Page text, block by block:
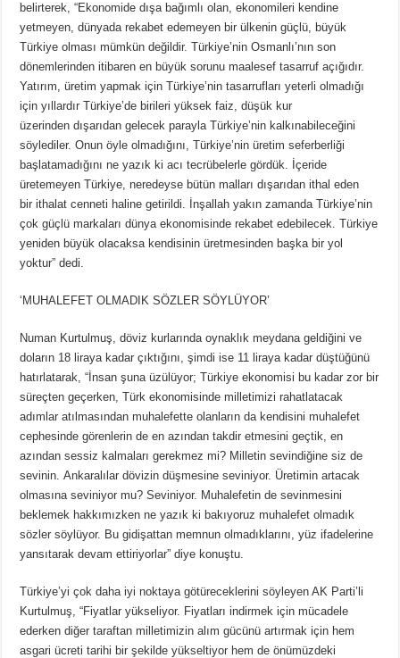
belirterek, “Ekonomide dışa bağımlı olan, ekonomileri kendine
yetmeyen, dünyada rekabet edemeyen bir ülkenin güçlü, büyük
Türkiye olması mümkün değildir. Türkiye’nin Osmanlı’nın son
dönemlerinden itibaren en büyük sorunu maalesef tasarruf açığıdır.
Yatırım, üretim yapmak için Türkiye’nin tasarrufları yeterli olmadığı
için yıllardır Türkiye’de birileri yüksek faiz, düşük kur
üzerinden dışarıdan gelecek parayla Türkiye’nin kalkınabileceğini
söylediler. Onun öyle olmadığını, Türkiye’nin üretim seferberliği
başlatamadığını ne yazık ki acı tecrübelerle gördük. İçeride
üretemeyen Türkiye, neredeyse bütün malları dışarıdan ithal eden
bir ithalat cenneti haline getirildi. İnşallah yakın zamanda Türkiye’nin
çok güçlü markaları dünya ekonomisinde rekabet edebilecek. Türkiye
yeniden büyük olacaksa kendisinin üretmesinden başka bir yol
yoktur” dedi.
‘MUHALEFET OLMADIK SÖZLER SÖYLÜYOR’
Numan Kurtulmuş, döviz kurlarında oynaklık meydana geldiğini ve
doların 18 liraya kadar çıktığını, şimdi ise 11 liraya kadar düştüğünü
hatırlatarak, “İnsan şuna üzülüyor; Türkiye ekonomisi bu kadar zor bir
süreçten geçerken, Türk ekonomisinde milletimizi rahatlatacak
adımlar atılmasından muhalefette olanların da kendisini muhalefet
cephesinde görenlerin de en azından takdir etmesini geçtik, en
azından sessiz kalmaları gerekmez mi? Milletin sevindiğine siz de
sevinin. Ankaralılar dövizin düşmesine seviniyor. Üretimin artacak
olmasına seviniyor mu? Seviniyor. Muhalefetin de sevinmesini
beklemek hakkımızken ne yazık ki bakıyoruz muhalefet olmadık
sözler söylüyor. Bu gidişattan memnun olmadıklarını, yüz ifadelerine
yansıtarak devam ettiriyorlar” diye konuştu.
Türkiye’yi çok daha iyi noktaya götüreceklerini söyleyen AK Parti’li
Kurtulmuş, “Fiyatlar yükseliyor. Fiyatları indirmek için mücadele
ederken diğer taraftan milletimizin alım gücünü artırmak için hem
asgari ücreti tarihi bir şekilde yükseltiyor hem de önümüzdeki